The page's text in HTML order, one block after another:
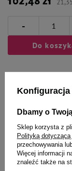
-
Do
Ciebie i
Konfiguracja
Dbamy o
Sklep korzysta z
Polityką
przechowywania
Więcej informacji
znaleźć także na